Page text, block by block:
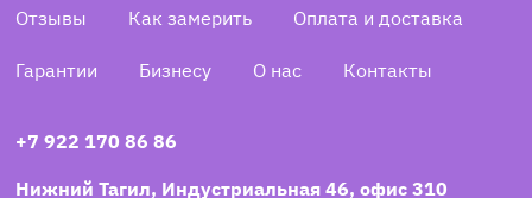
Отзывы Как замерить Оплата и доставка
Гарантии Бизнесу О нас Контакты
+7 922 170 86 86
Нижний Тагил, Индустриальная 46, офис 310